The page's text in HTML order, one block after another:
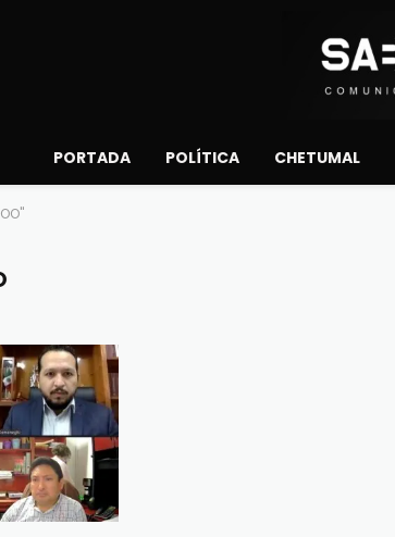
PORTADA POLÍTICA CHETUMAL